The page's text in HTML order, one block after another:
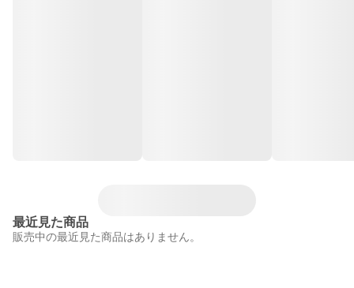
最近見た商品
販売中の最近見た商品はありません。